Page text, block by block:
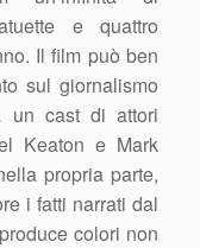
e quattro
Il film può ben
sul giornalismo
un cast di attori
Keaton e Mark
propria parte,
i fatti narrati dal
colori non